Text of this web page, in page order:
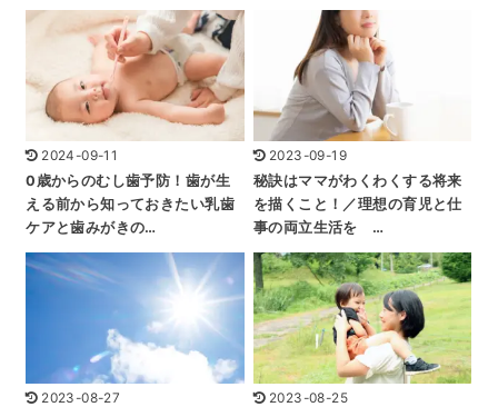
2024-09-11
0歳からのむし歯予防！歯が生
える前から知っておきたい乳歯
ケアと歯みがきの…
2023-09-19
秘訣はママがわくわくする将来
を描くこと！／理想の育児と仕
事の両立生活を …
2023-08-27 2023-08-25